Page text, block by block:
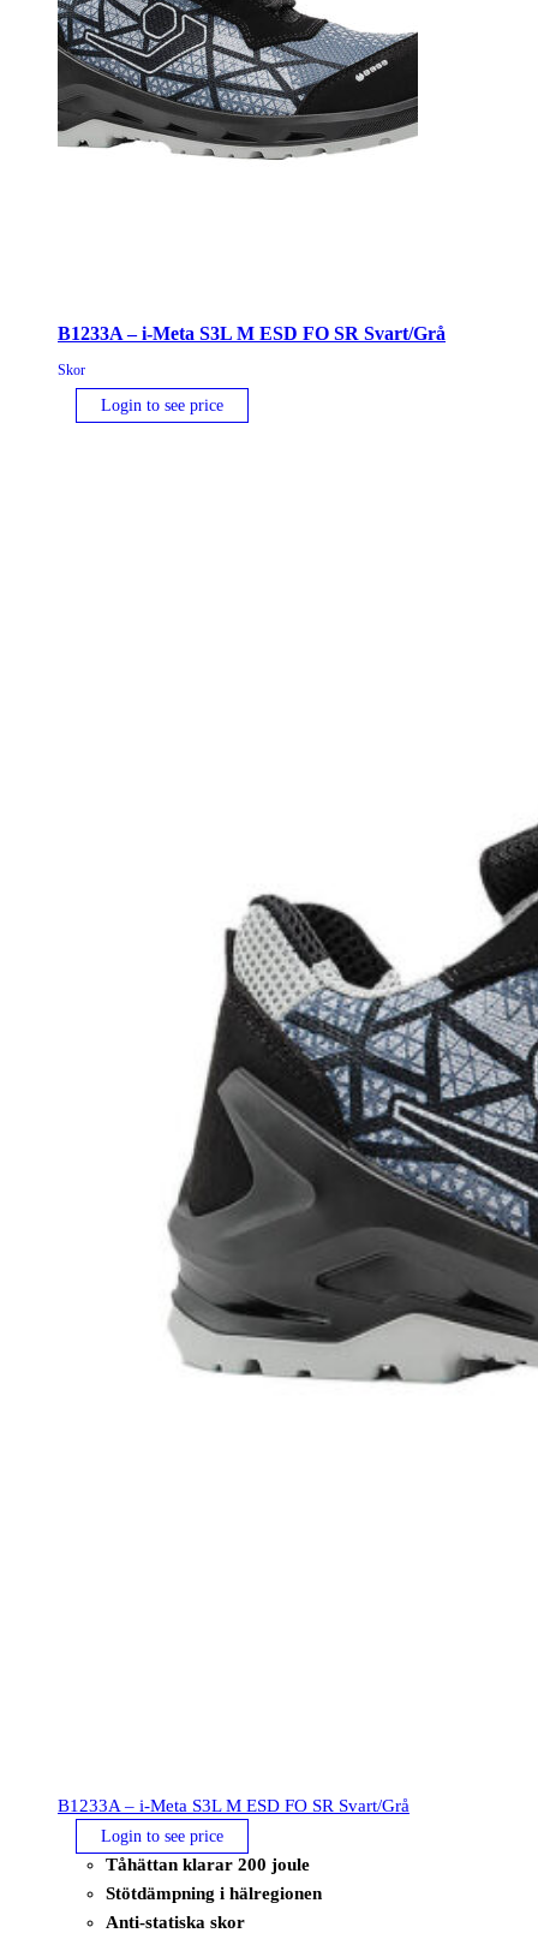
B1233A – i-Meta S3L M ESD FO SR Svart/Grå
Skor
Login to see price
B1233A – i-Meta S3L M ESD FO SR Svart/Grå
Login to see price
Tåhättan klarar 200 joule
Stötdämpning i hälregionen
Anti-statiska skor